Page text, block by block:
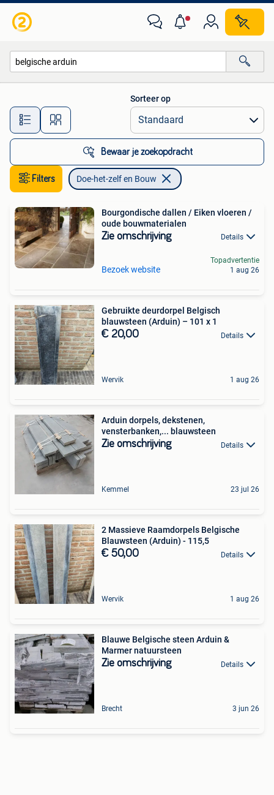
Alle afstanden…
Sorteer op
Bewaar je zoekopdracht
Filters Doe-het-zelf en Bouw
Bourgondische dallen / Eiken vloeren /
oude bouwmaterialen
Zie omschrijving Details
Bezoek website
Topadvertentie
1 aug 26
Gebruikte deurdorpel Belgisch
blauwsteen (Arduin) – 101 x 1
€ 20,00 Details
Wervik 1 aug 26
Arduin dorpels, dekstenen,
vensterbanken,... blauwsteen
Zie omschrijving Details
Kemmel 23 jul 26
2 Massieve Raamdorpels Belgische
Blauwsteen (Arduin) - 115,5
€ 50,00 Details
Wervik 1 aug 26
Blauwe Belgische steen Arduin &
Marmer natuursteen
Zie omschrijving Details
Brecht 3 jun 26